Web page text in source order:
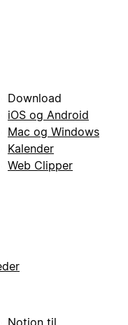
Download
iOS og Android
Mac og Windows
Kalender
Web Clipper